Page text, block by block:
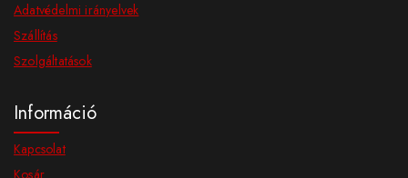
Adatvédelmi irányelvek
Szállítás
Szolgáltatások
Információ
Kapcsolat